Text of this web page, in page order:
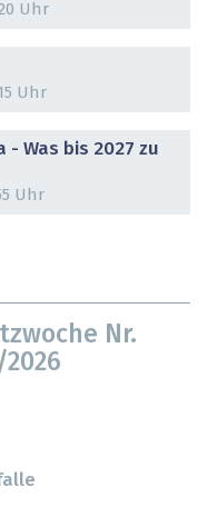
Uhr
Uhr
- Was bis 2027 zu
Uhr
Nr.